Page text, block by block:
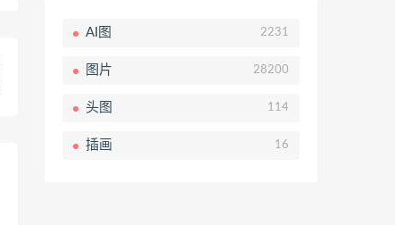
AI图 2231
图片 28200
头图 114
插画 16